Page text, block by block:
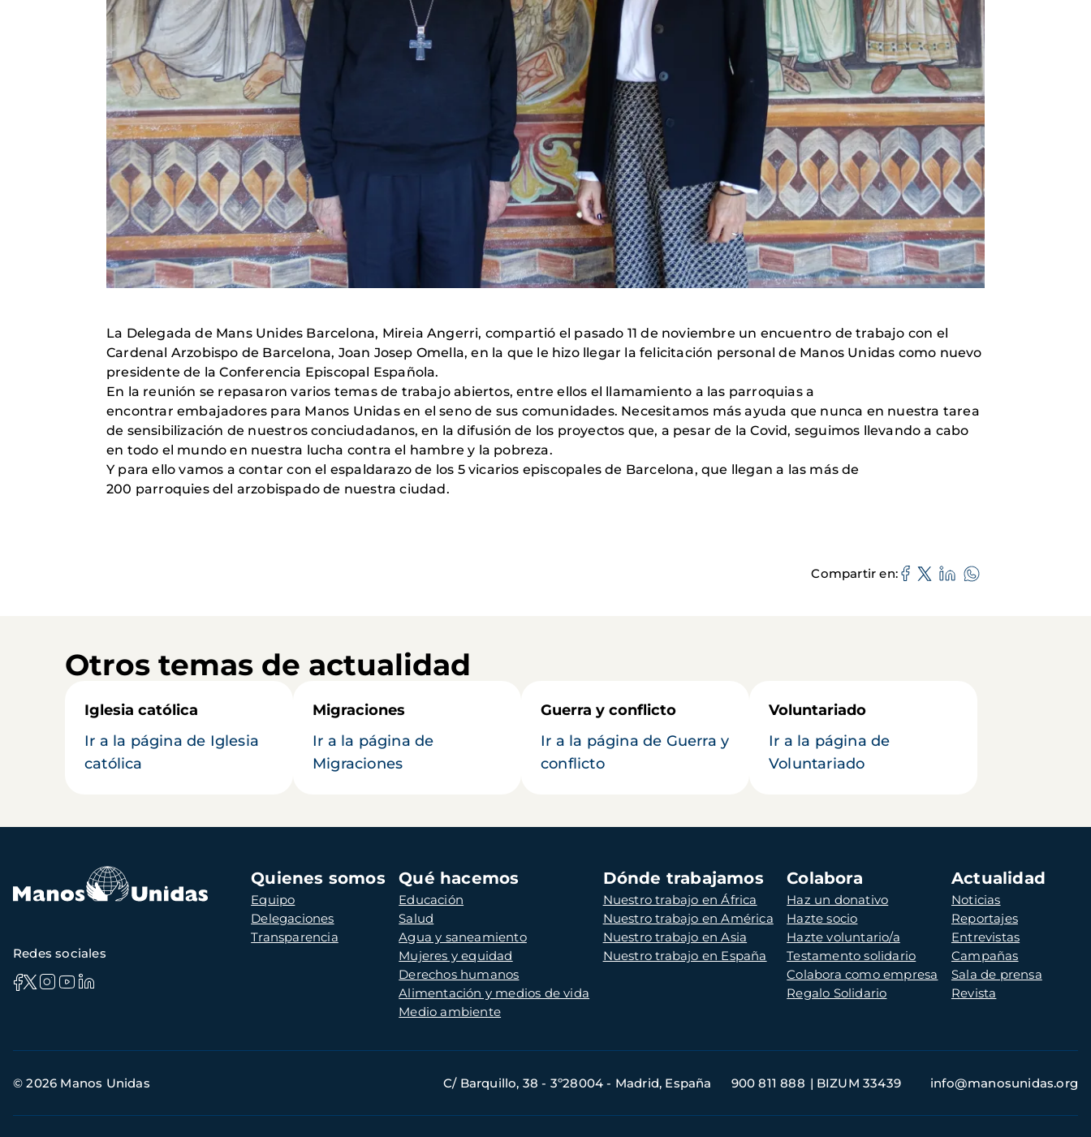
La Delegada de Mans Unides Barcelona, Mireia Angerri, compartió el pasado 11 de noviembre un encuentro de trabajo con el
Cardenal Arzobispo de Barcelona, Joan Josep Omella, en la que le hizo llegar la felicitación personal de Manos Unidas como nuevo
presidente de la Conferencia Episcopal Española.
En la reunión se repasaron varios temas de trabajo abiertos, entre ellos el llamamiento a las parroquias a
encontrar embajadores para Manos Unidas en el seno de sus comunidades. Necesitamos más ayuda que nunca en nuestra tarea
de sensibilización de nuestros conciudadanos, en la difusión de los proyectos que, a pesar de la Covid, seguimos llevando a cabo
en todo el mundo en nuestra lucha contra el hambre y la pobreza.
Y para ello vamos a contar con el espaldarazo de los 5 vicarios episcopales de Barcelona, que llegan a las más de
200 parroquies del arzobispado de nuestra ciudad.
Compartir en
Otros temas de actualidad
Iglesia católica
Ir a la página de Iglesia
católica
Migraciones
Ir a la página de
Migraciones
Guerra y conflicto
Ir a la página de Guerra y
conflicto
Voluntariado
Ir a la página de
Voluntariado
Navegación
principal
Quienes somos
Equipo
Delegaciones
Transparencia
Qué hacemos
Educación
Salud
Agua y saneamiento
Mujeres y equidad
Derechos humanos
Alimentación y medios de vida
Medio ambiente
Dónde trabajamos
Nuestro trabajo en África
Nuestro trabajo en América
Nuestro trabajo en Asia
Nuestro trabajo en España
Colabora
Haz un donativo
Hazte socio
Hazte voluntario/a
Testamento solidario
Colabora como empresa
Regalo Solidario
Actualidad
Noticias
Reportajes
Entrevistas
Campañas
Sala de prensa
Revista
Redes sociales
de
© 2026 Manos Unidas C/ Barquillo, 38 - 3º28004 - Madrid, España 900 811 888 BIZUM 33439 info@manosunidas.org